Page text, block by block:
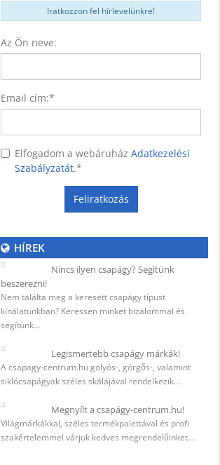
Iratkozzon fel hírlevelünkre!
Az Ön neve:
Email cím:*
Elfogadom a webáruház Adatkezelési
Szabályzatát.*
Feliratkozás
HÍREK
Nincs ilyen csapágy? Segítünk
beszerezni!
Nem találta meg a keresett csapágy típust
kínálatunkban? Keressen minket bizalommal és
segítünk…
Legismertebb csapágy márkák!
A csapagy-centrum.hu golyós-, görgős-, valamint
siklócsapágyak széles skálájával rendelkezik.…
Megnyílt a csapágy-centrum.hu!
Világmárkákkal, széles termékpalettával és profi
szakértelemmel várjuk kedves megrendelőinket.…